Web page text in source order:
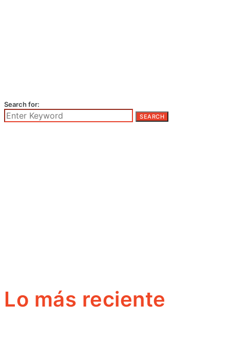
Search for:
SEARCH
Lo más reciente